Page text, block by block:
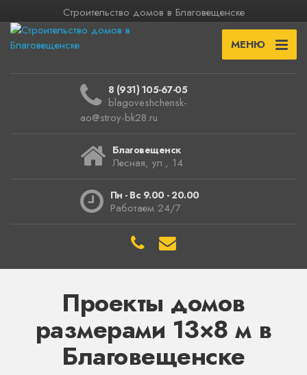
Строительство домов в Благовещенске
МЕНЮ
8 (931) 105-67-05
blagoveshchensk-
ao@stroy-bk28.ru
Благовещенск
Лесная, ул., 14
Пн - Вс 9.00 - 20.00
Работаем 24/7
Проекты домов
размерами 13×8 м в
Благовещенске